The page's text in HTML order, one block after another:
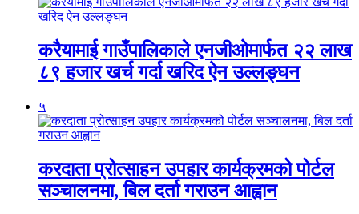
करैयामाई गाउँपालिकाले एनजीओमार्फत २२ लाख
८९ हजार खर्च गर्दा खरिद ऐन उल्लङ्घन
५
करदाता प्रोत्साहन उपहार कार्यक्रमको पोर्टल
सञ्चालनमा, बिल दर्ता गराउन आह्वान